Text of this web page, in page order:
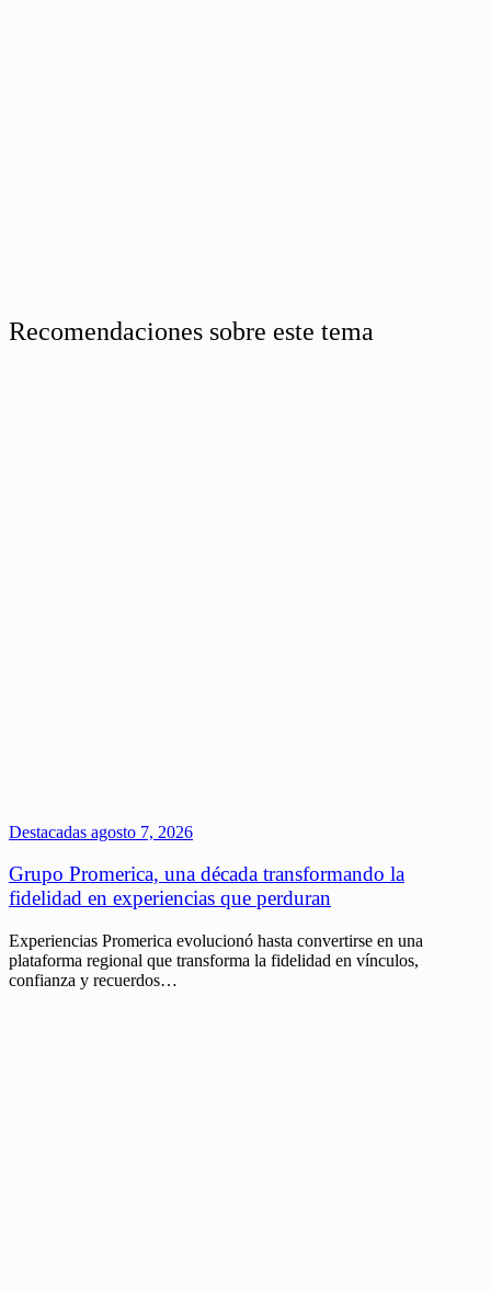
Recomendaciones sobre este tema
Destacadas agosto 7, 2026
Grupo Promerica, una década transformando la
fidelidad en experiencias que perduran
Experiencias Promerica evolucionó hasta convertirse en una
plataforma regional que transforma la fidelidad en vínculos,
confianza y recuerdos…